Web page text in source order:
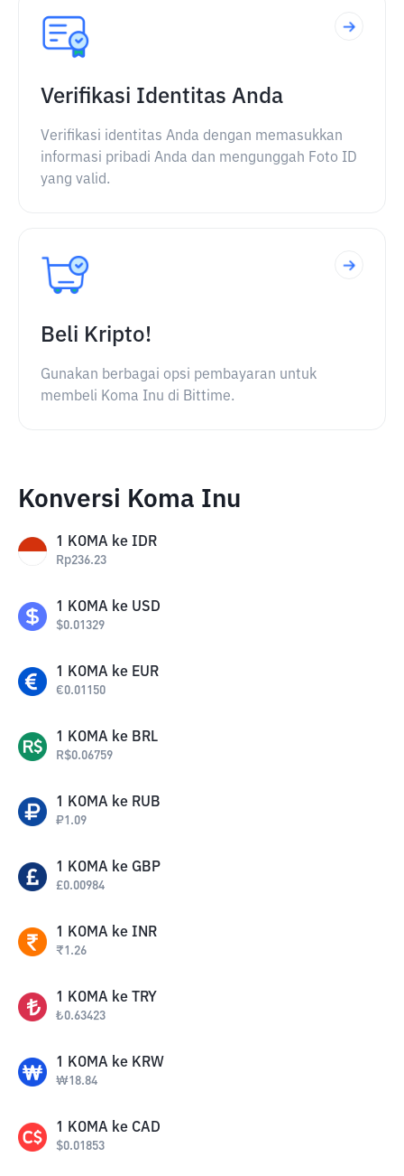
Verifikasi Identitas Anda
Verifikasi identitas Anda dengan memasukkan
informasi pribadi Anda dan mengunggah Foto ID
yang valid.
Beli Kripto!
Gunakan berbagai opsi pembayaran untuk
membeli Koma Inu di Bittime.
Konversi Koma Inu
1 KOMA ke IDR
Rp236.23
1 KOMA ke USD
$0.01329
1 KOMA ke EUR
€0.01150
1 KOMA ke BRL
R$0.06759
1 KOMA ke RUB
₽1.09
1 KOMA ke GBP
£0.00984
1 KOMA ke INR
₹1.26
1 KOMA ke TRY
₺0.63423
1 KOMA ke KRW
₩18.84
1 KOMA ke CAD
$0.01853